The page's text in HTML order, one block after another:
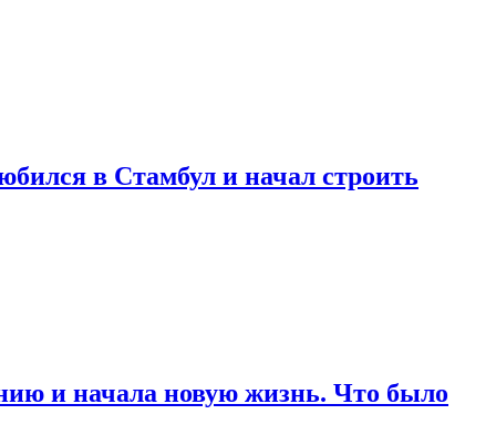
в Стамбул и начал строить
и начала новую жизнь. Что было